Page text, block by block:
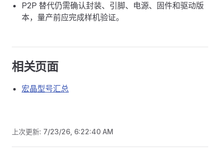
P2P 替代仍需确认封装、引脚、电源、固件和驱动版
本，量产前应完成样机验证。
相关页面
宏晶型号汇总
上次更新: 7/23/26, 6:22:40 AM